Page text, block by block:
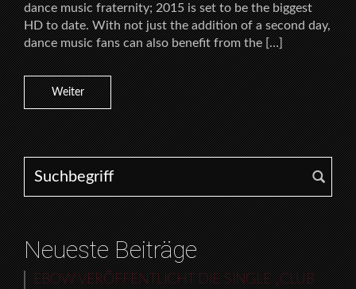
dance music fraternity; 2015 is set to be the biggest
HD to date. With not just the addition of a second day,
dance music fans can also benefit from the […]
Weiter
Search for:
Neueste Beiträge
EBOW VERÖFFENTLICHT DIE SINGLE „CLUB